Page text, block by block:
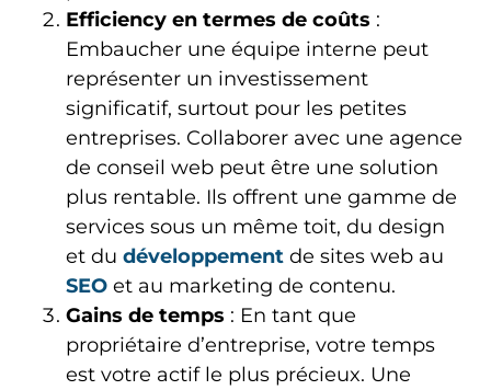
Efficiency en termes de coûts :
Embaucher une équipe interne peut
représenter un investissement
significatif, surtout pour les petites
entreprises. Collaborer avec une agence
de conseil web peut être une solution
plus rentable. Ils offrent une gamme de
services sous un même toit, du design
et du développement de sites web au
SEO et au marketing de contenu.
Gains de temps : En tant que
propriétaire d’entreprise, votre temps
est votre actif le plus précieux. Une